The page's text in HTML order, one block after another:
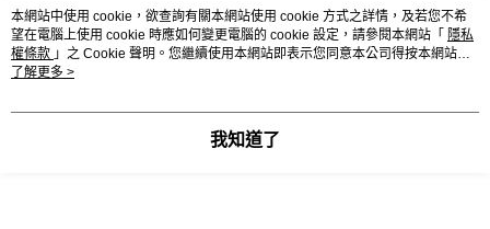
熱門標籤
本網站中使用 cookie，欲查詢有關本網站使用 cookie 方式之詳情，及若您不希
望在電腦上使用 cookie 時應如何變更電腦的 cookie 設定，請參閱本網站「 隱私
權條款 」之 Cookie 聲明。您繼續使用本網站即表示您同意本公司得按本網站使
用條款之 Cookie 聲明使用 cookie。
了解更多 >
我知道了